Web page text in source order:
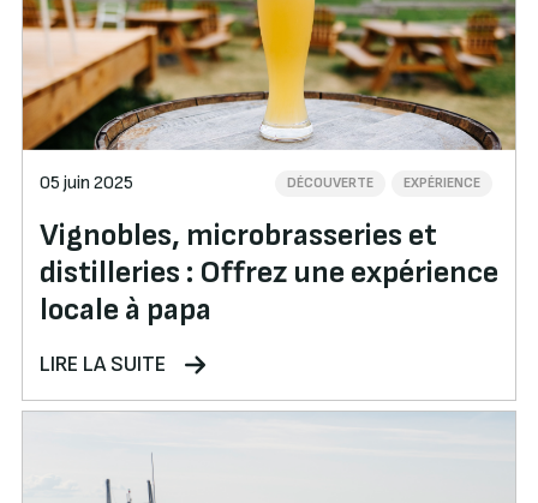
05 juin 2025 DÉCOUVERTE EXPÉRIENCE
Vignobles, microbrasseries et
distilleries : Offrez une expérience
locale à papa
LIRE LA SUITE